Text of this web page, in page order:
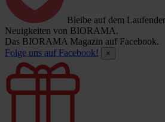
Bleibe auf dem
Neuigkeiten von BIORAMA.
Das BIORAMA Magazin auf Facebook.
Folge uns auf Facebook!
×